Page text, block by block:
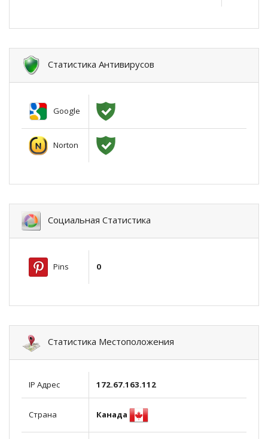
Статистика Антивирусов
Google
Norton
Социальная Статистика
Pins 0
Статистика Местоположения
IP Адрес 172.67.163.112
Страна Канада